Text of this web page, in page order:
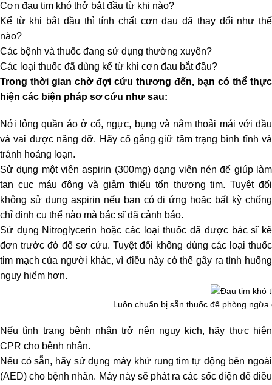
Cơn đau tim khó thở bắt đầu từ khi nào?
Kể từ khi bắt đầu thì tính chất cơn đau đã thay đổi như thế
nào?
Các bệnh và thuốc đang sử dụng thường xuyên?
Các loại thuốc đã dùng kể từ khi cơn đau bắt đầu?
Trong thời gian chờ đợi cứu thương đến, bạn có thể thực
hiện các biện pháp sơ cứu như sau:
Nới lỏng quần áo ở cổ, ngực, bụng và nằm thoải mái với đầu
và vai được nâng đỡ. Hãy cố gắng giữ tâm trạng bình tĩnh và
tránh hoảng loạn.
Sử dụng một viên aspirin (300mg) dạng viên nén để giúp làm
tan cục máu đông và giảm thiểu tổn thương tim. Tuyệt đối
không sử dụng aspirin nếu bạn có dị ứng hoặc bất kỳ chống
chỉ định cụ thể nào mà bác sĩ đã cảnh báo.
Sử dụng Nitroglycerin hoặc các loại thuốc đã được bác sĩ kê
đơn trước đó để sơ cứu. Tuyệt đối không dùng các loại thuốc
tim mạch của người khác, vì điều này có thể gây ra tình huống
nguy hiểm hơn.
Luôn chuẩn bị sẵn thuốc để phòng
Nếu tình trạng bệnh nhân trở nên nguy kịch, hãy thực hiện
CPR cho bệnh nhân.
Nếu có sẵn, hãy sử dụng máy khử rung tim tự động bên ngoài
(AED) cho bệnh nhân. Máy này sẽ phát ra các sốc điện để điều